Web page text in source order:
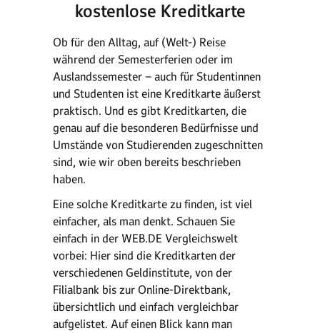
kostenlose Kreditkarte
Ob für den Alltag, auf (Welt-) Reise
während der Semesterferien oder im
Auslandssemester – auch für Studentinnen
und Studenten ist eine Kreditkarte äußerst
praktisch. Und es gibt Kreditkarten, die
genau auf die besonderen Bedürfnisse und
Umstände von Studierenden zugeschnitten
sind, wie wir oben bereits beschrieben
haben.
Eine solche Kreditkarte zu finden, ist viel
einfacher, als man denkt. Schauen Sie
einfach in der WEB.DE Vergleichswelt
vorbei: Hier sind die Kreditkarten der
verschiedenen Geldinstitute, von der
Filialbank bis zur Online-Direktbank,
übersichtlich und einfach vergleichbar
aufgelistet. Auf einen Blick kann man